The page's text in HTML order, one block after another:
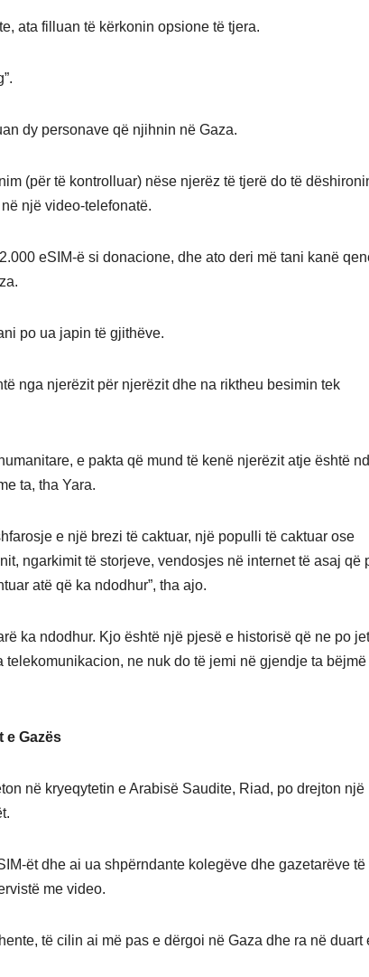
ata filluan të kërkonin opsione të tjera.
dy personave që njihnin në Gaza.
(për të kontrolluar) nëse njerëz të tjerë do të
një video-telefonatë.
eSIM-ë si donacione, dhe ato deri më tani kanë
po ua japin të gjithëve.
nga njerëzit për njerëzit dhe na riktheu besimin tek
e pakta që mund të kenë njerëzit atje është
ta, tha Yara.
e një brezi të caktuar, një populli të caktuar ose
ngarkimit të storjeve, vendosjes në internet të asaj që
atë që ka ndodhur”, tha ajo.
ka ndodhur. Kjo është një pjesë e historisë që ne po
ne nuk do të jemi në gjendje ta bëjmë
e Gazës
në kryeqytetin e Arabisë Saudite, Riad, po drejton një
ët dhe ai ua shpërndante kolegëve dhe gazetarëve të
me video.
të cilin ai më pas e dërgoi në Gaza dhe ra në duart